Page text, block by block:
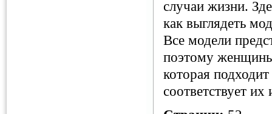
случаи жизни.
как выглядеть
Все модели
поэтому
которая
соответствует